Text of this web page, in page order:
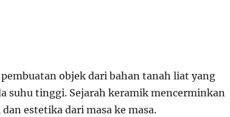
objek dari bahan tanah liat yang
suhu tinggi. Sejarah keramik mencerminkan
estetika dari masa ke masa.